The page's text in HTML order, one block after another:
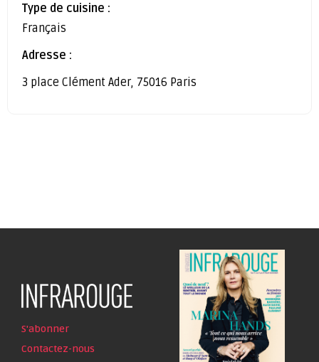
Type de cuisine :
Français
Adresse :
3 place Clément Ader, 75016 Paris
S'abonner
Contactez-nous